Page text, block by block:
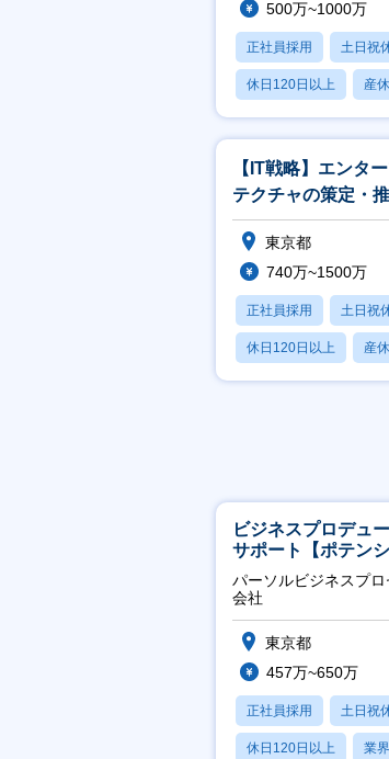
500万~1000万
正社員採用 土日祝
休日120日以上 産
賞与あり
【IT戦略】エンタ
テクチャの策定・
東京都
740万~1500万
正社員採用 土日祝
休日120日以上 産
賞与あり
ビジネスプロデュ
サポート【ポテン
力・ガス等の民間
推進】
パーソルビジネスプ
会社
東京都
457万~650万
正社員採用 土日祝
休日120日以上 業